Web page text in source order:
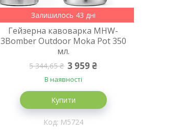
Залишилось 43 дні
Гейзерна кавоварка MHW-
3Bomber Outdoor Moka Pot 350
мл.
5 344,65 ₴ 3 959 ₴
В наявності
Купити
M5724